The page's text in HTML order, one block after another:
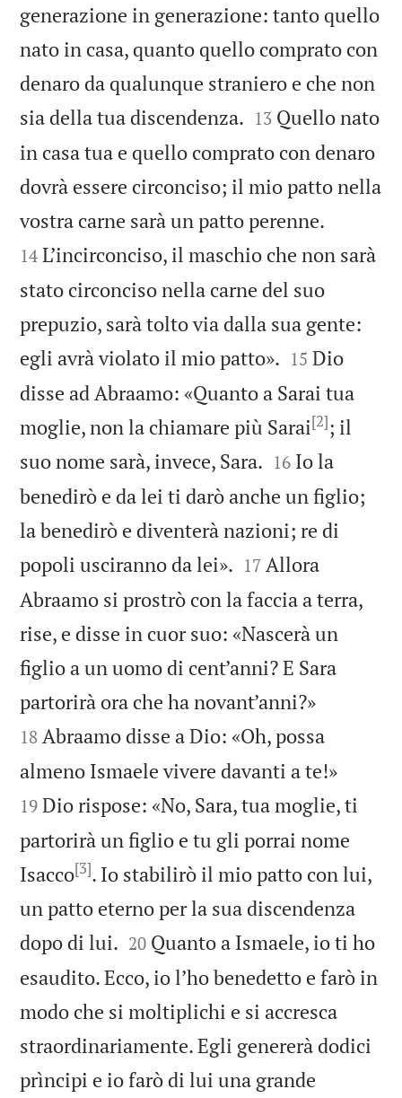
generazione in generazione: tanto quello
nato in casa, quanto quello comprato con
denaro da qualunque straniero e che non
sia della tua discendenza. 

13 Quello nato
in casa tua e quello comprato con denaro
dovrà essere circonciso; il mio patto nella
vostra carne sarà un patto perenne.
14 L’incirconciso, il maschio che non sarà
stato circonciso nella carne del suo
prepuzio, sarà tolto via dalla sua gente:
egli avrà violato il mio patto». 

15 Dio
disse ad Abraamo: «Quanto a Sarai tua
moglie, non la chiamare più Sarai[2]; il
suo nome sarà, invece, Sara. 

16 Io la
benedirò e da lei ti darò anche un figlio;
la benedirò e diventerà nazioni; re di
popoli usciranno da lei». 

17 Allora
Abraamo si prostrò con la faccia a terra,
rise, e disse in cuor suo: «Nascerà un
figlio a un uomo di cent’anni? E Sara
partorirà ora che ha novant’anni?»
18 Abraamo disse a Dio: «Oh, possa
almeno Ismaele vivere davanti a te!»
19 Dio rispose: «No, Sara, tua moglie, ti
partorirà un figlio e tu gli porrai nome
Isacco[3]. Io stabilirò il mio patto con lui,
un patto eterno per la sua discendenza
dopo di lui. 

20 Quanto a Ismaele, io ti ho
esaudito. Ecco, io l’ho benedetto e farò in
modo che si moltiplichi e si accresca
straordinariamente. Egli genererà dodici
prìncipi e io farò di lui una grande